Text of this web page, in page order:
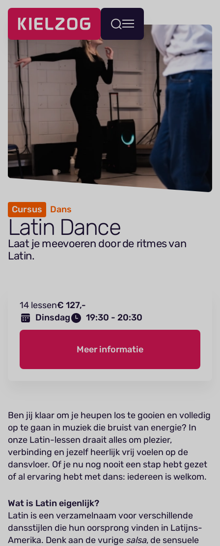
Navigatie
overslaan
Wissel
menu
Cursus Dans
Latin Dance
Laat je meevoeren door de ritmes van
Latin.
14 lessen€ 127,-
Dinsdag
19:30 - 20:30
Meer informatie
Ben jij klaar om je heupen los te gooien en volledig
op te gaan in muziek die bruist van energie? In
onze Latin-lessen draait alles om plezier,
verbinding en jezelf heerlijk vrij voelen op de
dansvloer. Of je nu nog nooit een stap hebt gezet
of al ervaring hebt met dans: iedereen is welkom.
Wat is Latin eigenlijk?
Latin is een verzamelnaam voor verschillende
dansstijlen die hun oorsprong vinden in Latijns-
Amerika. Denk aan de vurige salsa, de sensuele